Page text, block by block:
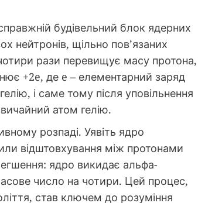
будівельний блок ядерних
нейтронів, щільно пов’язаних
рази перевищує масу протона,
+2e, де e – елементарний заряд
і саме тому після уповільнення
атом гелію.
розпаді. Уявіть ядро
відштовхування між протонами
ядро викидає альфа-
число на чотири. Цей процес,
став ключем до розуміння